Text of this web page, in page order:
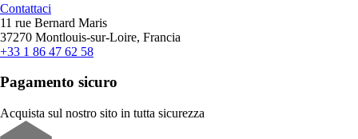
Contattaci
11 rue Bernard Maris
37270 Montlouis-sur-Loire, Francia
+33 1 86 47 62 58
Pagamento sicuro
Acquista sul nostro sito in tutta sicurezza